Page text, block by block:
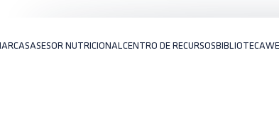
ASESOR NUTRICIONAL CENTRO DE RECURSOSBIBLIOTECA